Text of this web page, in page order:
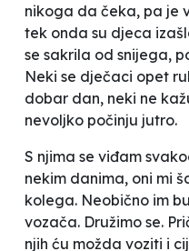
nikoga da čeka, pa je
tek onda su djeca
se sakrila od snijega,
Neki se dječaci opet
dobar dan, neki ne
nevoljko počinju jutro.
S njima se viđam
nekim danima, oni mi
kolega. Neobično im
vozača. Družimo se.
njih ću možda voziti i